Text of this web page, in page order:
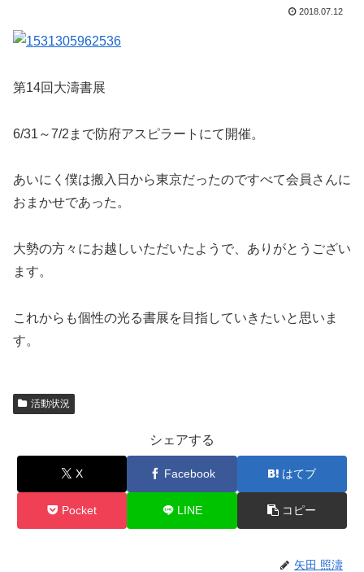
2018.07.12
第14回大濤書展
6/31～7/2まで防府アスピラートにて開催。
あいにく僕は搬入日から東京だったのですべて会員さんに
おまかせであった。
大勢の方々にお越しいただいたようで、ありがとうござい
ます。
これからも個性の光る書展を目指していきたいと思いま
す。
活動状況
シェアする
X Facebook はてブ
Pocket LINE コピー
矢田 照濤